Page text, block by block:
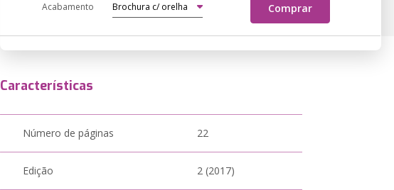
Acabamento
Comprar
Características
Número de páginas 22
Edição 2 (2017)